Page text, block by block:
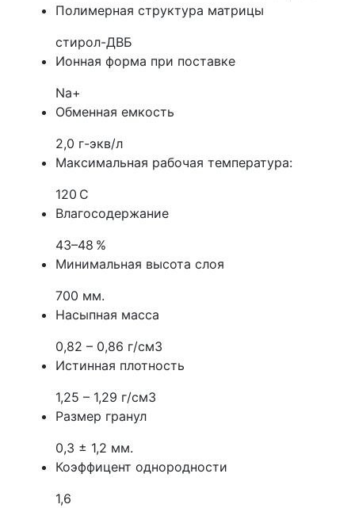
Полимерная структура матрицы
стирол-ДВБ
Ионная форма при поставке
Na+
Обменная емкость
2,0 г-экв/л
Максимальная рабочая температура:
120 C
Влагосодержание
43–48 %
Минимальная высота слоя
700 мм.
Насыпная масса
0,82 – 0,86 г/см3
Истинная плотность
1,25 – 1,29 г/см3
Размер гранул
0,3 ± 1,2 мм.
Коэффицент однородности
1,6